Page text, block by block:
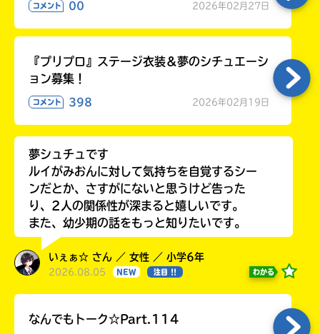
コメント 00 2026年02月27日
『プリプロ』ステージ衣装＆夢のシチュエーシ
ョン募集！
コメント 398 2026年02月19日
夢シュチュです
ルイがみおんに対して気持ちを自覚するシー
ンだとか、さすがにないと思うけど告った
り、2人の関係性が深まると嬉しいです。
また、幼少期の話をもっと知りたいです。
いぇぁ☆ さん ／ 女性 ／ 小学6年
2026.08.05 NEW 注目 !! わかる
なんでもトーク☆Part.114